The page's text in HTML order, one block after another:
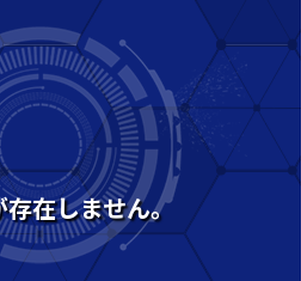
存在しません。